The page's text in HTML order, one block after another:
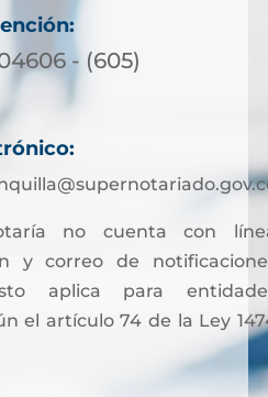
- (605)
no cuenta con
y correo de
aplica para
el artículo 74 de la Ley
para facilitar otros trámites y